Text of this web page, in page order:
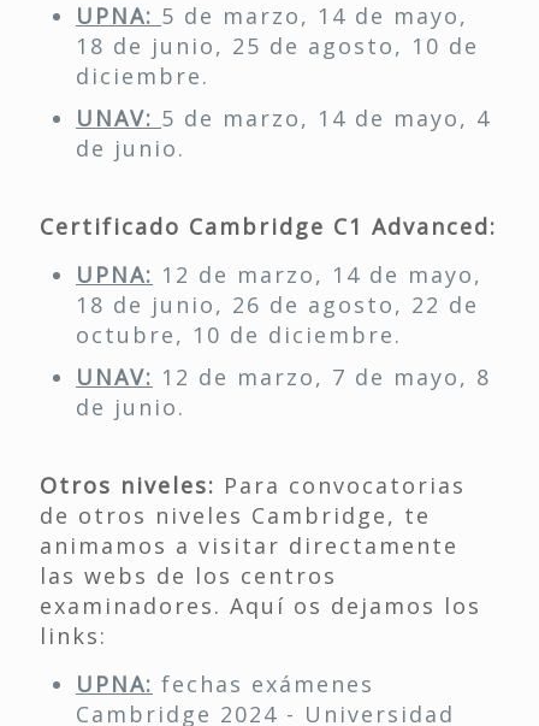
UPNA: 5 de marzo, 14 de mayo,
18 de junio, 25 de agosto, 10 de
diciembre.
UNAV: 5 de marzo, 14 de mayo, 4
de junio.
Certificado Cambridge C1 Advanced:
UPNA: 12 de marzo, 14 de mayo,
18 de junio, 26 de agosto, 22 de
octubre, 10 de diciembre.
UNAV: 12 de marzo, 7 de mayo, 8
de junio.
Otros niveles: Para convocatorias
de otros niveles Cambridge, te
animamos a visitar directamente
las webs de los centros
examinadores. Aquí os dejamos los
links:
UPNA: fechas exámenes
Cambridge 2024 - Universidad